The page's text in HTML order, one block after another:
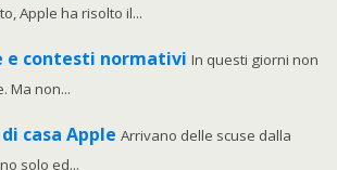
Apple ha risolto il...
e contesti normativi In questi giorni non
Ma non...
casa Apple Arrivano delle scuse dalla
solo ed...